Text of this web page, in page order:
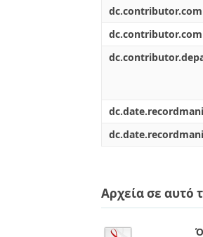
Αρχεία σε αυτό